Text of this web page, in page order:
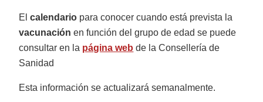
Elcalendario para conocer cuando está prevista la
vacunación en función del grupo de edad se puede
consultar en la página web de la Consellería de
Sanidad
Esta información se actualizará semanalmente.